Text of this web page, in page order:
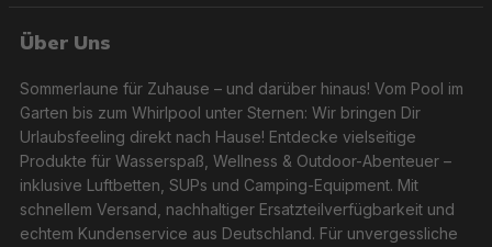
Über Uns
Sommerlaune für Zuhause – und darüber hinaus! Vom Pool im
Garten bis zum Whirlpool unter Sternen: Wir bringen Dir
Urlaubsfeeling direkt nach Hause! Entdecke vielseitige
Produkte für Wasserspaß, Wellness & Outdoor-Abenteuer –
inklusive Luftbetten, SUPs und Camping-Equipment. Mit
schnellem Versand, nachhaltiger Ersatzteilverfügbarkeit und
echtem Kundenservice aus Deutschland. Für unvergessliche